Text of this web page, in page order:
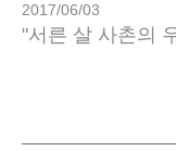
좋을 거 없어보이
거지 뭐. 30리터
2017/06/03
"서른 살 사촌의